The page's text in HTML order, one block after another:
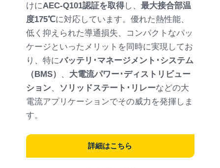
けにAEC-Q101認証を取得し、 最大接合部温
度175℃に対応しています。優れた熱性能、
低く抑えられた導通損失、コンパクトなパッ
ケージといったメリットを同時に実現してお
り、特にバッテリ･マネージメント･システム
（BMS）
、 大電流パワー･ディストリビュー
ション、 ソリッドステート･リレーなどの大
電流アプリケーションでその威力を発揮しま
す。
詳細はこちら